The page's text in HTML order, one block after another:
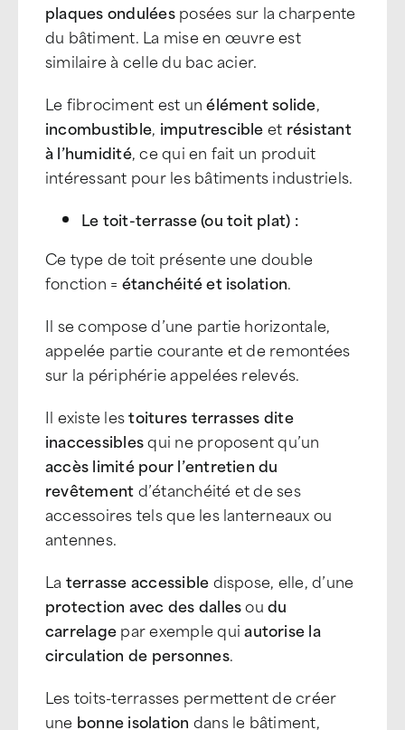
plaques onduléesposées sur la charpente
du bâtiment. La mise en œuvre est
similaire à celle du bac acier.
Le fibrociment est unélément solide,
incombustible, imputrescibleet résistant
à l’humidité, ce qui en fait un produit
intéressant pour les bâtiments industriels.
Le toit-terrasse(ou toit plat) :
Ce type de toit présente une double
fonction = étanchéité et isolation.
Il se compose d’une partie horizontale,
appelée partie courante et de remontées
sur la périphérie appelées relevés.
Il existe lestoitures terrasses dite
inaccessiblesqui ne proposent qu’un
accès limité pour l’entretien du
revêtementd’étanchéité et de ses
accessoires tels que les lanterneaux ou
antennes.
La terrasse accessibledispose, elle, d’une
protection avec des dallesoudu
carrelagepar exemple quiautorise la
circulation de personnes.
Les toits-terrasses permettent de créer
une bonne isolation dans le bâtiment,